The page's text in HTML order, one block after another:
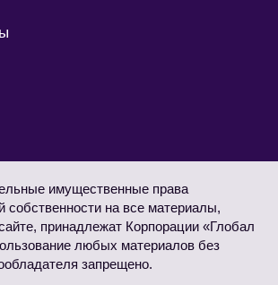
имущественные права
собственности на все материалы,
принадлежат Корпорации «Глобал
любых материалов без
запрещено.